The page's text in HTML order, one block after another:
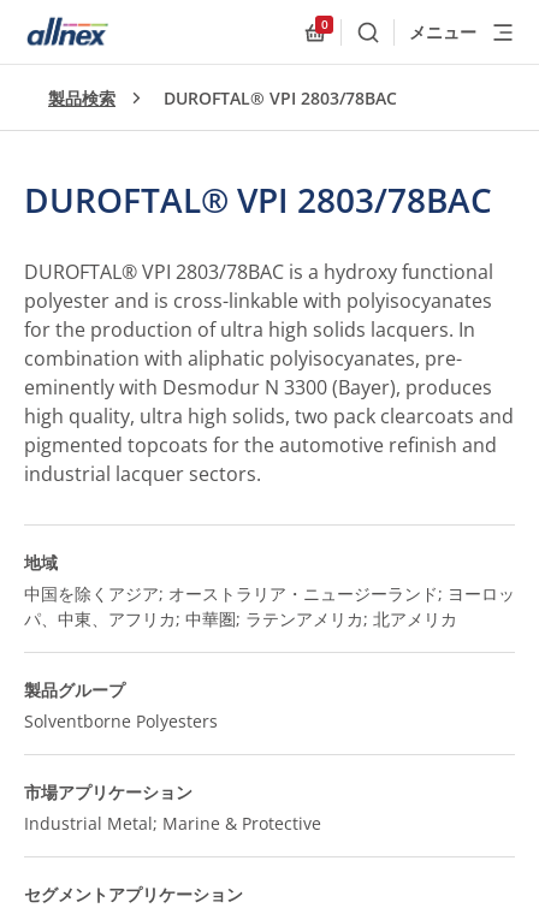
0
検索 メニュー
製品検索 DUROFTAL® VPI 2803/78BAC
DUROFTAL® VPI 2803/78BAC
DUROFTAL® VPI 2803/78BAC is a hydroxy functional
polyester and is cross-linkable with polyisocyanates
for the production of ultra high solids lacquers. In
combination with aliphatic polyisocyanates, pre-
eminently with Desmodur N 3300 (Bayer), produces
high quality, ultra high solids, two pack clearcoats and
pigmented topcoats for the automotive refinish and
industrial lacquer sectors.
地域
中国を除くアジア; オーストラリア・ニュージーランド; ヨーロッ
パ、中東、アフリカ; 中華圏; ラテンアメリカ; 北アメリカ
製品グループ
Solventborne Polyesters
市場アプリケーション
Industrial Metal; Marine & Protective
セグメントアプリケーション